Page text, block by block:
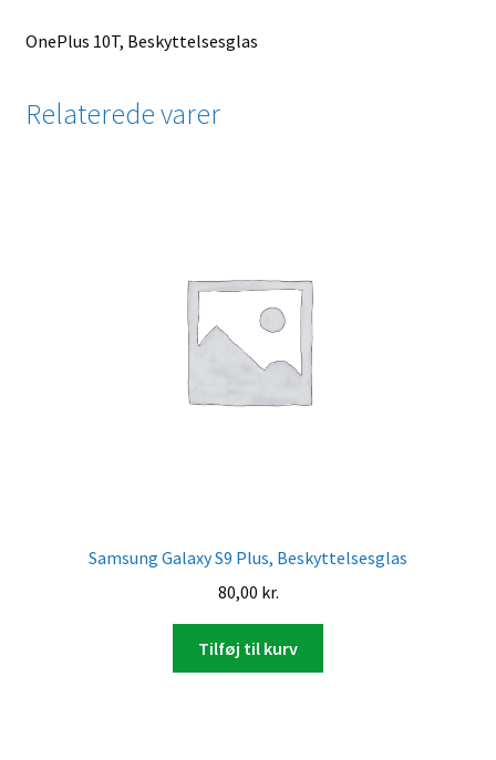
OnePlus 10T, Beskyttelsesglas
Relaterede varer
Samsung Galaxy S9 Plus, Beskyttelsesglas
80,00 kr.
Tilføj til kurv